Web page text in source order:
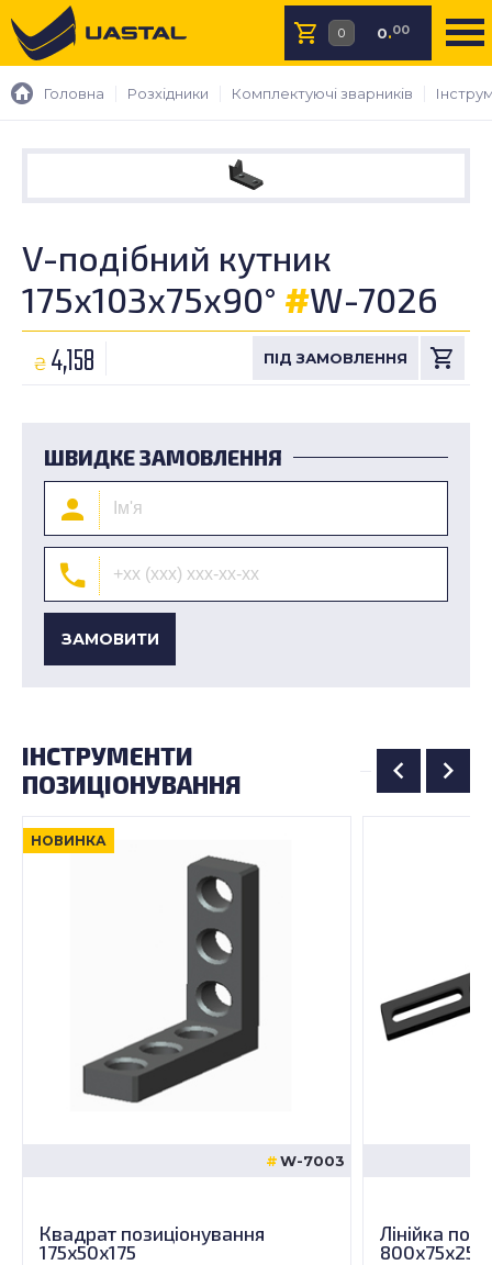
0.00
Головна Розхідники Комплектуючі зварників
V-подібний кутник
175x103x75x90° #W-7026
₴ 4,158
ШВИДКЕ ЗАМОВЛЕННЯ
ЗАМОВИТИ
ІНСТРУМЕНТИ
ПОЗИЦІОНУВАННЯ
НОВИНКА
W-7003
Квадрат позиціонування
175x50x175
Лінійка
800x75x25